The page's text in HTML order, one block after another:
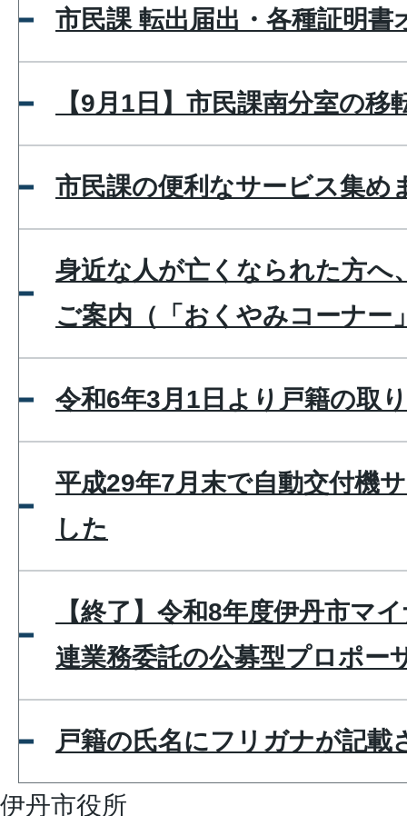
市民課 転出届出・各種証明書
【9月1日】市民課南分室の移
市民課の便利なサービス集め
身近な人が亡くなられた方へ
ご案内（「おくやみコーナー
令和6年3月1日より戸籍の取
平成29年7月末で自動交付機
した
【終了】令和8年度伊丹市マ
連業務委託の公募型プロポー
戸籍の氏名にフリガナが記載
伊丹市役所